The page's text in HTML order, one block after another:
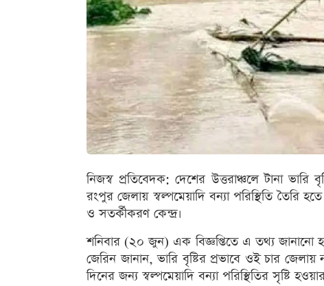
নিজস্ব প্রতিবেদক: দেশের উত্তরাঞ্চলে টানা ভারি
রংপুর জেলায় স্বল্পমেয়াদি বন্যা পরিস্থিতি তৈরি
ও সতর্কীকরণ কেন্দ্র।
শনিবার (২০ জুন) এক বিজ্ঞপ্তিতে এ তথ্য জানানো
জেরিন জানান, ভারি বৃষ্টির প্রভাবে ওই চার
দিনের জন্য স্বল্পমেয়াদি বন্যা পরিস্থিতির সৃষ্টি